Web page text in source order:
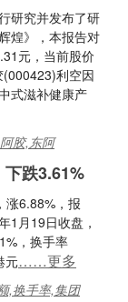
研究并发布了研
煌》，本报告对
元，当前股价
利空因
式滋补健康产
胶,东阿
跌3.61%
涨6.88%，报
1月19日收盘，
，换手率
元……更多
,换手率,集团